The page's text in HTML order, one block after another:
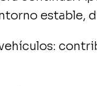
estable,